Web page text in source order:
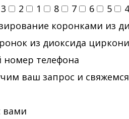
3 2 1 8 7 6 5 4
коронками из
из диоксида
номер телефона
ваш запрос и
вами